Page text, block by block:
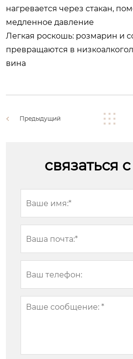
нагревается через стакан,
медленное давление
Легкая роскошь: розмарин и
превращаются в
вина
Предыдущий
связаться